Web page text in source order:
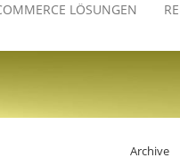
LÖSUNGEN
Archive